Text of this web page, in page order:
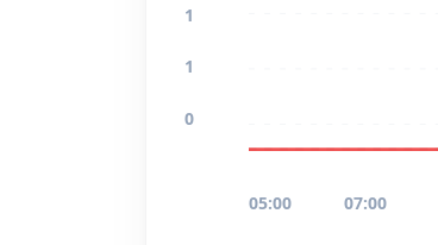
1
1
0
05:00 07:00